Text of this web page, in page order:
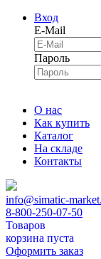
Вход
E-Mail
Пароль
О нас
Как купить
Каталог
На складе
Контакты
info@simatic-
8-800-250-07-50
Товаров
корзина пуста
Оформить заказ